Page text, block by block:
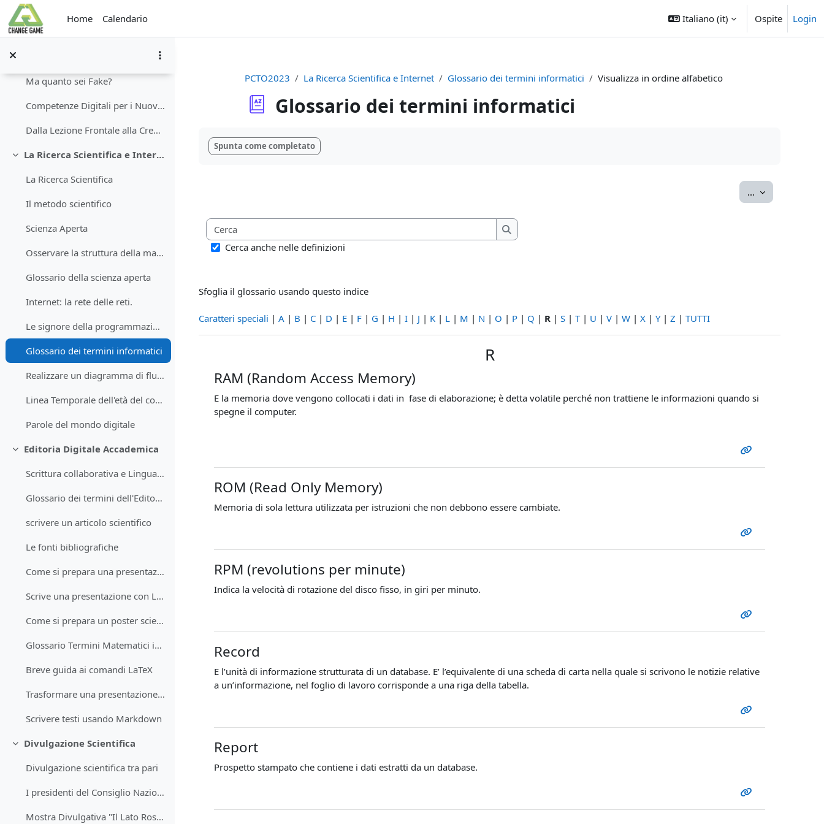
Vai al contenuto principale
Home
Calendario Italiano ‎(it)‎ Ospite
Login
Minimizza
Introduzione
Competenze Digitali per i nuovi cittadini della sc...
Ma quanto sei Fake?
Competenze Digitali per i Nuovi Cittadini della Scienza
Dalla Lezione Frontale alla Creazione Collaborativa di Contenuti Didattici Digitali
Minimizza
La Ricerca Scientifica e Internet
La Ricerca Scientifica
Il metodo scientifico
Scienza Aperta
Osservare la struttura della materia
Glossario della scienza aperta
Internet: la rete delle reti.
Le signore della programmazione
Glossario dei termini informatici
Realizzare un diagramma di flusso
Linea Temporale dell'età del computer.
Parole del mondo digitale
Minimizza
Editoria Digitale Accademica
Scrittura collaborativa e Linguaggio di videoscrittura
Glossario dei termini dell'Editoria
scrivere un articolo scientifico
Le fonti bibliografiche
Come si prepara una presentazione scientifica
Scrive una presentazione con LaTeX
Come si prepara un poster scientifico
Glossario Termini Matematici in Linguaggio LaTeX
Breve guida ai comandi LaTeX
Trasformare una presentazione in un video
Scrivere testi usando Markdown
Minimizza
Divulgazione Scientifica
Divulgazione scientifica tra pari
I presidenti del Consiglio Nazionale delle Ricerche
Mostra Divulgativa "Il Lato Rosa della Scienza"
PCTO2023 La Ricerca Scientifica e Internet Glossario dei termini informatici Visualizza in ordine alfabetico
Glossario dei termini informatici
Spunta come completato
... Esporta voci
Cerca
Cerca
Cerca anche nelle definizioni
Sfoglia il glossario usando questo indice
Caratteri speciali | A | B | C | D | E | F | G | H | I | J | K | L | M | N | O | P | Q | R | S | T| U | V | W | X | Y| Z | TUTTI
R
RAM (Random Access Memory)
E la memoria dove vengono collocati i dati in fase di elaborazione; è detta volatile perché non trattiene le informazioni quando si
spegne il computer.
ROM (Read Only Memory)
Memoria di sola lettura utilizzata per istruzioni che non debbono essere cambiate.
RPM (revolutions per minute)
Indica la velocità di rotazione del disco fisso, in giri per minuto.
Record
E l’unità di informazione strutturata di un database. E’ l’equivalente di una scheda di carta nella quale si scrivono le notizie relative
a un’informazione, nel foglio di lavoro corrisponde a una riga della tabella.
Report
Prospetto stampato che contiene i dati estratti da un database.